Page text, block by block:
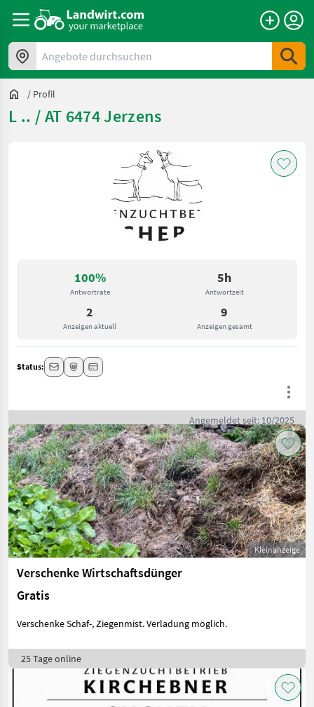
Angebote durchsuchen
/ Profil
L .. / AT 6474 Jerzens
100%
Antwortrate
5h
Antwortzeit
2
Anzeigen aktuell
9
Anzeigen gesamt
Status:
Angemeldet seit: 10/2025
Kleinanzeige
Verschenke Wirtschaftsdünger
Gratis
Verschenke Schaf-, Ziegenmist. Verladung möglich.
25 Tage online